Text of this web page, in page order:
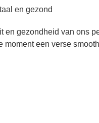
en gezond
en gezondheid van ons
moment een verse